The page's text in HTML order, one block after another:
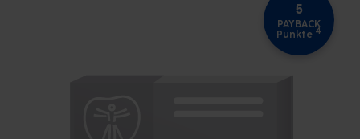
5
PAYBACK
Punkte 4